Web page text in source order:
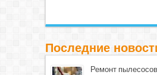
Последние
Ремонт